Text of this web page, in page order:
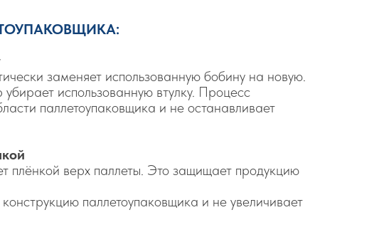
заменяет использованную бобину на новую.
использованную втулку. Процесс
паллетоупаковщика и не останавливает
плёнкой верх паллеты. Это защищает продукцию
паллетоупаковщика и не увеличивает